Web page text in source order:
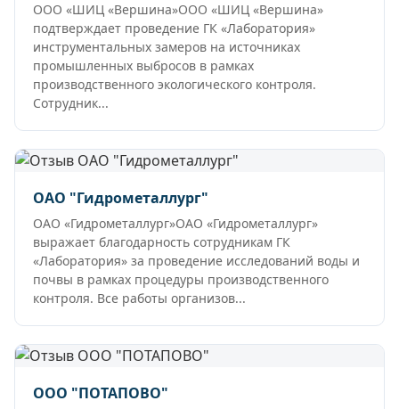
ООО «ШИЦ «Вершина»ООО «ШИЦ «Вершина»
подтверждает проведение ГК «Лаборатория»
инструментальных замеров на источниках
промышленных выбросов в рамках
производственного экологического контроля.
Сотрудник...
ОАО "Гидрометаллург"
ОАО «Гидрометаллург»ОАО «Гидрометаллург»
выражает благодарность сотрудникам ГК
«Лаборатория» за проведение исследований воды и
почвы в рамках процедуры производственного
контроля. Все работы организов...
ООО "ПОТАПОВО"